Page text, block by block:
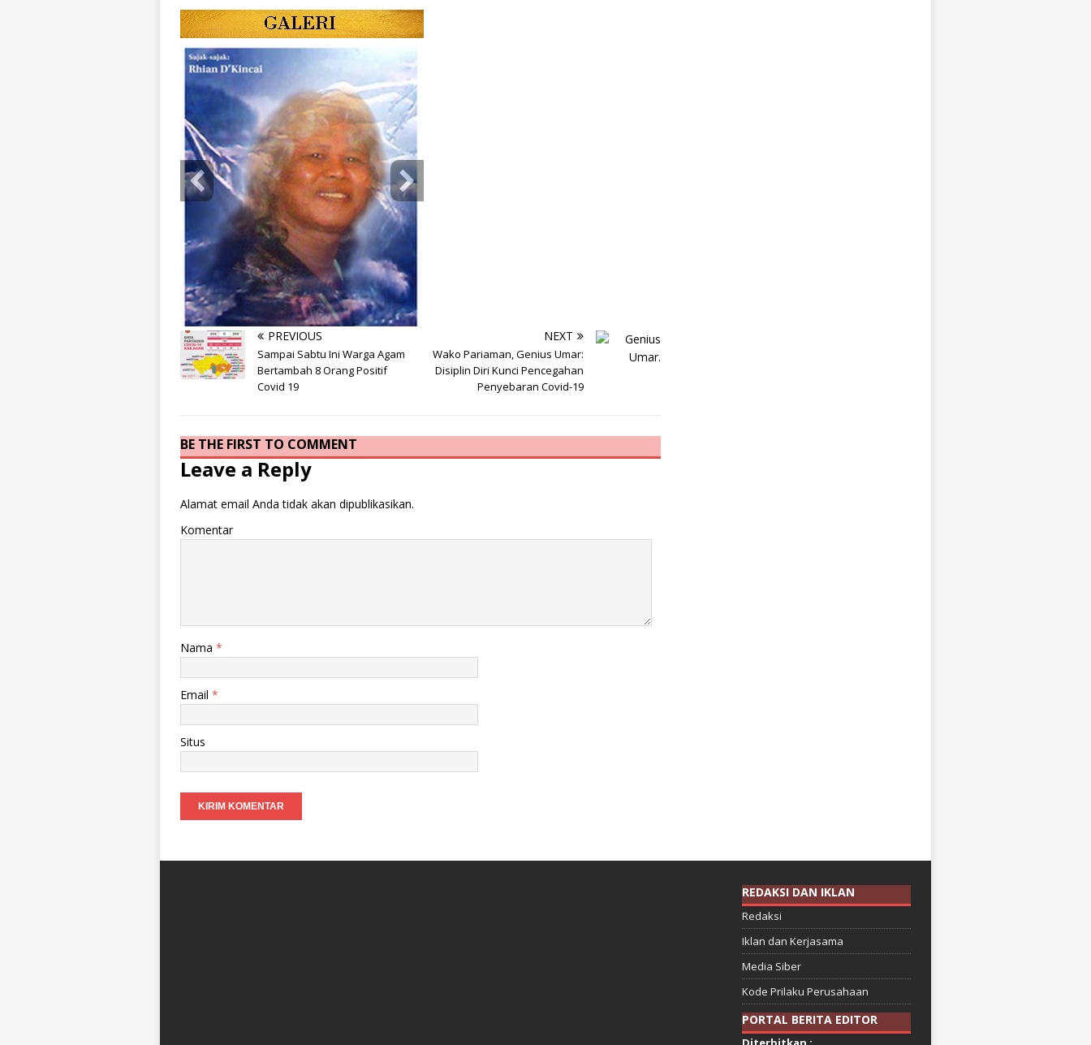
info heading
info content
PREVIOUS
Sampai Sabtu Ini Warga Agam
Bertambah 8 Orang Positif
Covid 19
NEXT
Wako Pariaman, Genius Umar:
Disiplin Diri Kunci Pencegahan
Penyebaran Covid-19
BE THE FIRST TO COMMENT
Leave a Reply
Alamat email Anda tidak akan dipublikasikan.
Komentar
Nama *
Email *
Situs
REDAKSI DAN IKLAN
Redaksi
Iklan dan Kerjasama
Media Siber
Kode Prilaku Perusahaan
PORTAL BERITA EDITOR